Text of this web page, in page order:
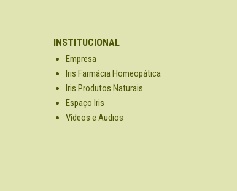
INSTITUCIONAL
Empresa
Iris Farmácia Homeopática
Iris Produtos Naturais
Espaço Iris
Vídeos e Audios